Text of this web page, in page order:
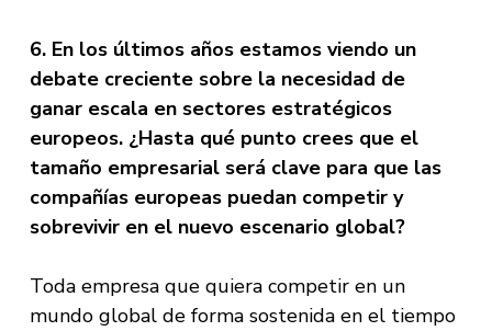
6. En los últimos años estamos viendo un
debate creciente sobre la necesidad de
ganar escala en sectores estratégicos
europeos. ¿Hasta qué punto crees que el
tamaño empresarial será clave para que las
compañías europeas puedan competir y
sobrevivir en el nuevo escenario global?
Toda empresa que quiera competir en un
mundo global de forma sostenida en el tiempo